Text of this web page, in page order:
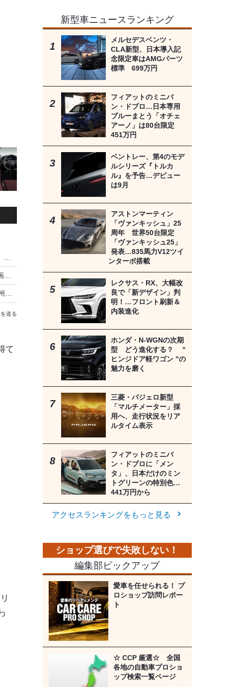
光岡自動車、11月発売予定の新型車「ティザー画像」第2弾を公開…開発コンセプトは、楽しくワクワクする『ミツオカらしさの原点』
送る
て
新型車ニュースランキング
メルセデスベンツ・
CLA新型、日本導入記
念限定車はAMGパーツ
標準 699万円
フィアットのミニバ
ン・ドブロ…日本専用
ブルーまとう「オチェ
アーノ」は80台限定
451万円
ベントレー、第4のモデ
ルシリーズ『トルカ
ル』を予告…デビュー
は9月
アストンマーティン
「ヴァンキッシュ」25
周年 世界50台限定
「ヴァンキッシュ25」
発表…835馬力V12ツイ
ンターボ搭載
レクサス・RX、大幅改
良で「新デザイン」判
明！…フロント刷新＆
内装進化
ホンダ・N-WGNの次期
型 どう進化する？ “
ヒンジドア軽ワゴン ”の
魅力を磨く
三菱・パジェロ新型
「マルチメーター」採
用へ、走行状況をリア
ルタイム表示
フィアットのミニバ
ン・ドブロに「メン
タ」、日本だけのミン
トグリーンの特別色…
441万円から
アクセスランキングをもっと見る
編集部ピックアップ
愛車を任せられる！ プ
ロショップ訪問レポー
ト
☆ CCP 厳選☆ 全国
各地の自動車プロショ
ップ検索一覧ページ